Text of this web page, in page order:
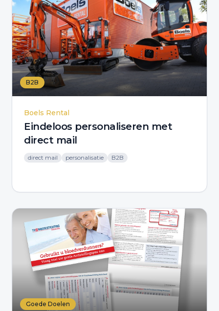
B2B
Boels Rental
Eindeloos personaliseren met
direct mail
direct mail personalisatie B2B
Goede Doelen